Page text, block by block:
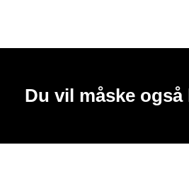
Du vil måske også